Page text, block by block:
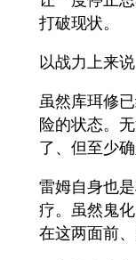
打破现状。
以战力上来
虽然库珥修
险的状态。
了、但至少
雷姆自身也
疗。虽然鬼
在这两面前